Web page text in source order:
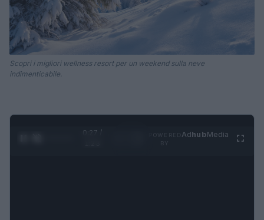
Scopri i migliori wellness resort per un weekend sulla neve
indimenticabile.
0:28 /
AdhubMedia